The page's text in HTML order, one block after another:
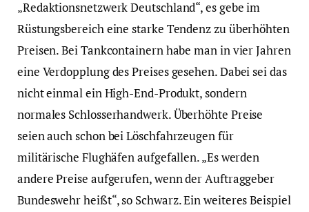
„Redaktionsnetzwerk Deutschland“, es gebe im
Rüstungsbereich eine starke Tendenz zu überhöhten
Preisen. Bei Tankcontainern habe man in vier Jahren
eine Verdopplung des Preises gesehen. Dabei sei das
nicht einmal ein High-End-Produkt, sondern
normales Schlosserhandwerk. Überhöhte Preise
seien auch schon bei Löschfahrzeugen für
militärische Flughäfen aufgefallen. „Es werden
andere Preise aufgerufen, wenn der Auftraggeber
Bundeswehr heißt“, so Schwarz. Ein weiteres Beispiel